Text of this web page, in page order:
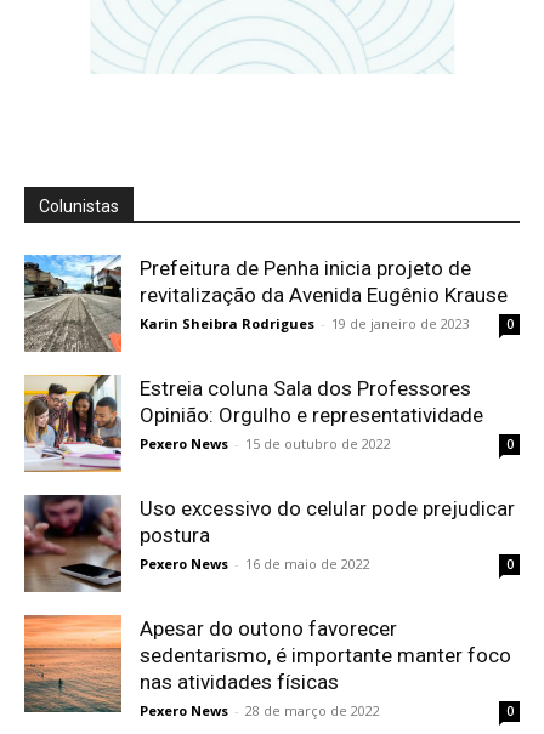
Colunistas
Prefeitura de Penha inicia projeto de
revitalização da Avenida Eugênio Krause
Karin Sheibra Rodrigues - 19 de janeiro de 2023 0
Estreia coluna Sala dos Professores
Opinião: Orgulho e representatividade
Pexero News - 15 de outubro de 2022 0
Uso excessivo do celular pode prejudicar
postura
Pexero News - 16 de maio de 2022 0
Apesar do outono favorecer
sedentarismo, é importante manter foco
nas atividades físicas
Pexero News - 28 de março de 2022 0